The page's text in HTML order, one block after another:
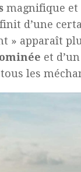
magnifique et
d’une
» apparaît
et
les